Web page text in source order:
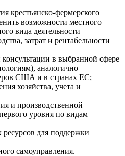
крестьянско-фермерского
возможности местного
вида деятельности
затрат и рентабельности
в выбранной сфере
аналогично
США и в странах ЕС;
хозяйства, учета и
и производственной
уровня по видам
для поддержки
самоуправления.